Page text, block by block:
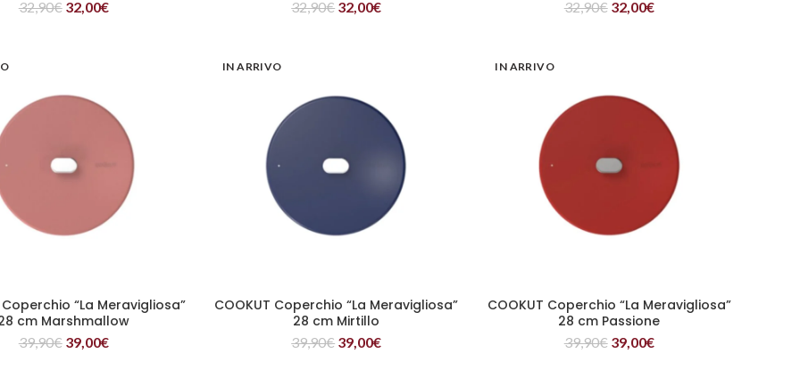
32,90€ 32,00€ 32,90€ 32,00€ 32,90€ 32,00€
LEGGI TUTTO
Coperchio “La Meravigliosa”
cm Marshmallow
39,90€ 39,00€
IN ARRIVO
LEGGI TUTTO
COOKUT Coperchio “La Meravigliosa”
28 cm Mirtillo
39,90€ 39,00€
IN ARRIVO
LEGGI TUTTO
COOKUT Coperchio “La Meravigliosa”
28 cm Passione
39,90€ 39,00€